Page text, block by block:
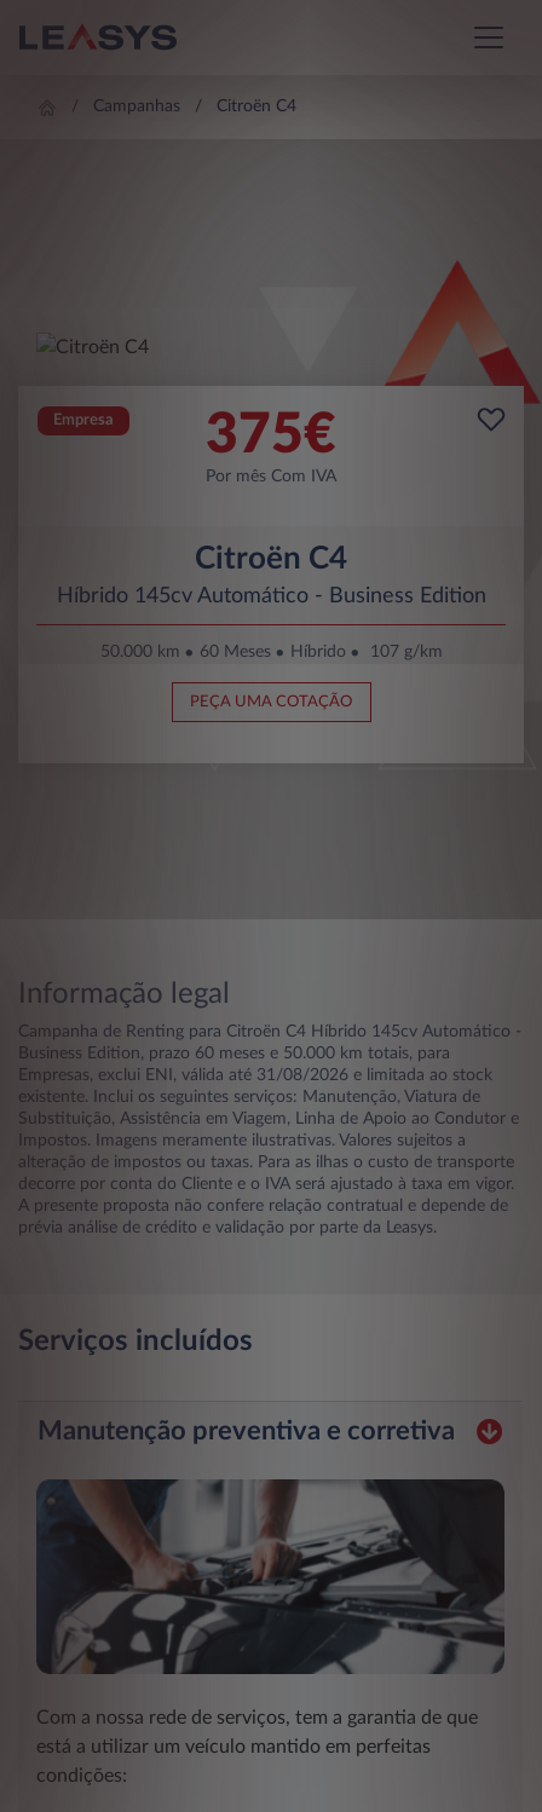
Campanhas Citroën C4
Empresa 375€
Por mês Com IVA
Citroën C4
Híbrido 145cv Automático - Business Edition
50.000 km 60 Meses Híbrido 107 g/km
PEÇA UMA COTAÇÃO
Informação legal
Campanha de Renting para Citroën C4 Híbrido 145cv Automático -
Business Edition, prazo 60 meses e 50.000 km totais, para
Empresas, exclui ENI, válida até 31/08/2026 e limitada ao stock
existente. Inclui os seguintes serviços: Manutenção, Viatura de
Substituição, Assistência em Viagem, Linha de Apoio ao Condutor e
Impostos. Imagens meramente ilustrativas. Valores sujeitos a
alteração de impostos ou taxas. Para as ilhas o custo de transporte
decorre por conta do Cliente e o IVA será ajustado à taxa em vigor.
A presente proposta não confere relação contratual e depende de
prévia análise de crédito e validação por parte da Leasys.
Serviços incluídos
Manutenção preventiva e corretiva
Com a nossa rede de serviços, tem a garantia de que
está a utilizar um veículo mantido em perfeitas
condições: